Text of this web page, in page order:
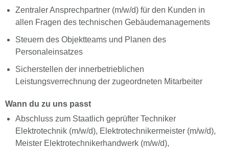
Zentraler Ansprechpartner (m/w/d) für den Kunden in
allen Fragen des technischen Gebäudemanagements
Steuern des Objektteams und Planen des
Personaleinsatzes
Sicherstellen der innerbetrieblichen
Leistungsverrechnung der zugeordneten Mitarbeiter
Wann du zu uns passt
Abschluss zum Staatlich geprüfter Techniker
Elektrotechnik (m/w/d), Elektrotechnikermeister (m/w/d),
Meister Elektrotechnikerhandwerk (m/w/d),